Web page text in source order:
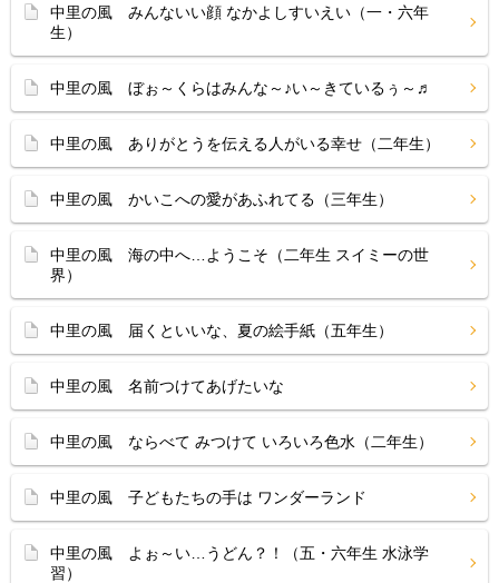
中里の風 みんないい顔 なかよしすいえい（一・六年
生）
中里の風 ぼぉ～くらはみんな～♪い～きているぅ～♬
中里の風 ありがとうを伝える人がいる幸せ（二年生）
中里の風 かいこへの愛があふれてる（三年生）
中里の風 海の中へ…ようこそ（二年生 スイミーの世
界）
中里の風 届くといいな、夏の絵手紙（五年生）
中里の風 名前つけてあげたいな
中里の風 ならべて みつけて いろいろ色水（二年生）
中里の風 子どもたちの手は ワンダーランド
中里の風 よぉ～い…うどん？！（五・六年生 水泳学
習）